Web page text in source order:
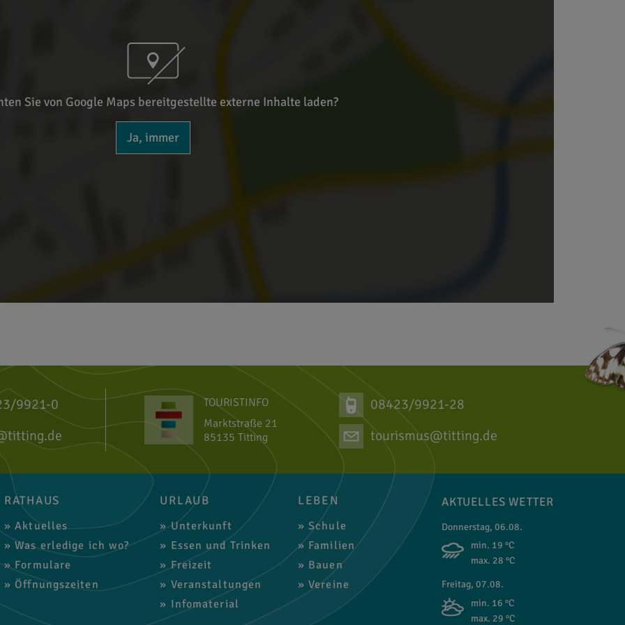
Sie von Google Maps bereitgestellte externe Inhalte laden?
Ja, immer
9921-0
TOURISTINFO
Marktstraße 21
85135 Titting
08423/9921-28
tourismus@titting.de
RATHAUS
Aktuelles
Was erledige ich wo?
Formulare
Öffnungszeiten
URLAUB
Unterkunft
Essen und Trinken
Freizeit
Veranstaltungen
Infomaterial
LEBEN
Schule
Familien
Bauen
Vereine
AKTUELLES WETTER
Donnerstag, 06.08.
min. 19 °C
max. 28 °C
Freitag, 07.08.
min. 16 °C
max. 29 °C